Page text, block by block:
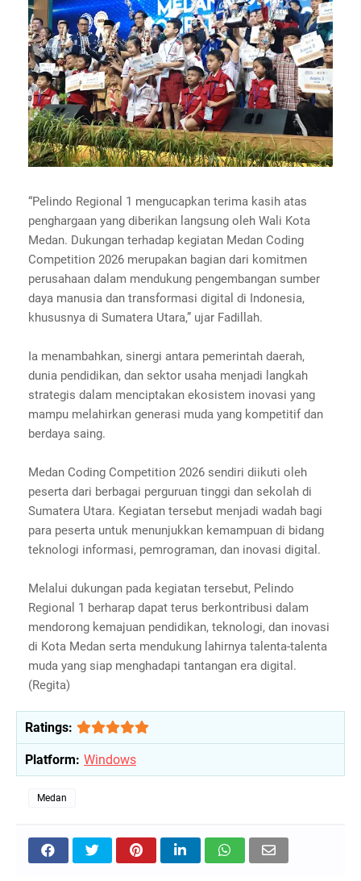
“Pelindo Regional 1 mengucapkan terima kasih atas
penghargaan yang diberikan langsung oleh Wali Kota
Medan. Dukungan terhadap kegiatan Medan Coding
Competition 2026 merupakan bagian dari komitmen
perusahaan dalam mendukung pengembangan sumber
daya manusia dan transformasi digital di Indonesia,
khususnya di Sumatera Utara,” ujar Fadillah.
Ia menambahkan, sinergi antara pemerintah daerah,
dunia pendidikan, dan sektor usaha menjadi langkah
strategis dalam menciptakan ekosistem inovasi yang
mampu melahirkan generasi muda yang kompetitif dan
berdaya saing.
Medan Coding Competition 2026 sendiri diikuti oleh
peserta dari berbagai perguruan tinggi dan sekolah di
Sumatera Utara. Kegiatan tersebut menjadi wadah bagi
para peserta untuk menunjukkan kemampuan di bidang
teknologi informasi, pemrograman, dan inovasi digital.
Melalui dukungan pada kegiatan tersebut, Pelindo
Regional 1 berharap dapat terus berkontribusi dalam
mendorong kemajuan pendidikan, teknologi, dan inovasi
di Kota Medan serta mendukung lahirnya talenta-talenta
muda yang siap menghadapi tantangan era digital.
(Regita)
Ratings:
Platform: Windows
Medan